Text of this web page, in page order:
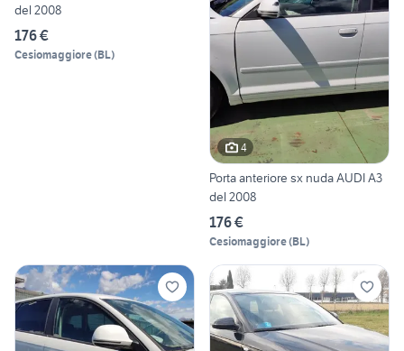
del 2008
176 €
Cesiomaggiore(BL)
4
Porta anteriore sx nuda AUDI A3
del 2008
176 €
Cesiomaggiore(BL)